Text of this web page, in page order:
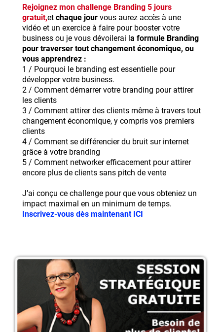
Rejoignez mon challenge Branding 5 jours
gratuit,et chaque jour vous aurez accès à une
vidéo et un exercice à faire pour booster votre
business ou je vous dévoilerai l a formule Branding
pour traverser tout changement économique, ou
vous apprendrez :
1 / Pourquoi le branding est essentielle pour
développer votre business.
2 / Comment démarrer votre branding pour attirer
les clients
3 / Comment attirer des clients même à travers tout
changement économique, y compris vos premiers
clients
4 / Comment se différencier du bruit sur internet
grâce à votre branding
5 / Comment networker efficacement pour attirer
encore plus de clients sans pitch de vente
J’ai conçu ce challenge pour que vous obteniez un
impact maximal en un minimum de temps.
Inscrivez-vous dès maintenant ICI